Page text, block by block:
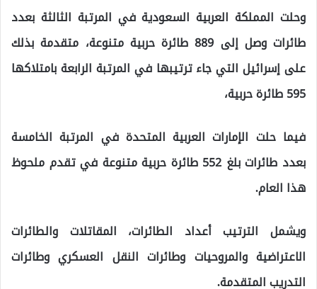
وحلت المملكة العربية السعودية في المرتبة الثالثة بعدد
طائرات وصل إلى 889 طائرة حربية متنوعة، متقدمة بذلك
على إسرائيل التي جاء ترتيبها في المرتبة الرابعة بامتلاكها
595 طائرة حربية،
فيما حلت الإمارات العربية المتحدة في المرتبة الخامسة
بعدد طائرات بلغ 552 طائرة حربية متنوعة في تقدم ملحوظ
هذا العام.
ويشمل الترتيب أعداد الطائرات، المقاتلات والطائرات
الاعتراضية والمروحيات وطائرات النقل العسكري وطائرات
التدريب المتقدمة.